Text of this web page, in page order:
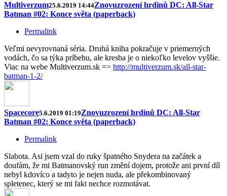
Multiverzum25.6.2019 14:44Znovuzrození hrdinů DC: All-Star
Batman #02: Konce světa (paperback)
Permalink
Veľmi nevyrovnaná séria. Druhá kniha pokračuje v priemerných
vodách, čo sa týka príbehu, ale kresba je o niekoľko levelov vyššie.
Viac na webe Multiverzum.sk => http://multiverzum.sk/all-star-
batman-1-2/
Spacecore5.6.2019 01:19Znovuzrození hrdinů DC: All-Star
Batman #02: Konce světa (paperback)
Permalink
Slabota. Asi jsem vzal do ruky špatného Snydera na začátek a
doufám, že mi Batmanovský run změní dojem, protože ani první díl
nebyl kdovíco a tadyto je nejen nuda, ale překombinovaný
spletenec, který se mi fakt nechce rozmotávat.